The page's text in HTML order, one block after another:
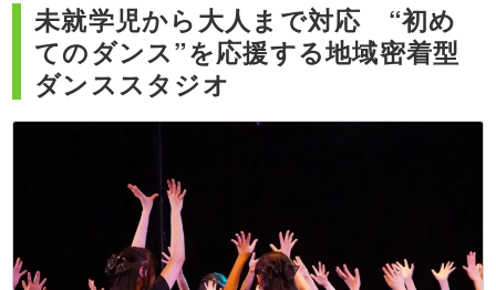
未就学児から大人まで対応 “初め
てのダンス”を応援する地域密着型
ダンススタジオ